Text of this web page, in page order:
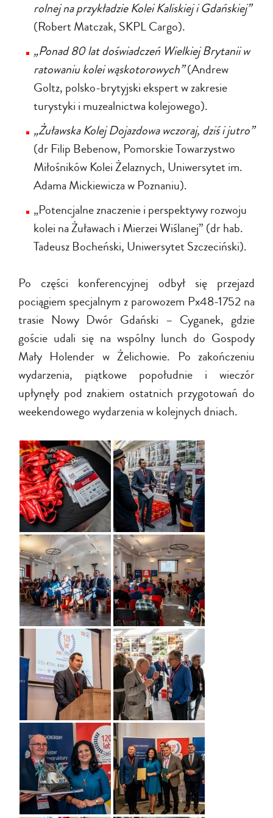
rolnej na przykładzie Kolei Kaliskiej i Gdańskiej”
(Robert Matczak, SKPL Cargo).
„Ponad 80 lat doświadczeń Wielkiej Brytanii w
ratowaniu kolei wąskotorowych”(Andrew
Goltz, polsko-brytyjski ekspert w zakresie
turystyki i muzealnictwa kolejowego).
„Żuławska Kolej Dojazdowa wczoraj, dziś i jutro”
(dr Filip Bebenow, Pomorskie Towarzystwo
Miłośników Kolei Żelaznych, Uniwersytet im.
Adama Mickiewicza w Poznaniu).
„Potencjalne znaczenie i perspektywy rozwoju
kolei na Żuławach i Mierzei Wiślanej” (dr hab.
Tadeusz Bocheński, Uniwersytet Szczeciński).
Po części konferencyjnej odbył się przejazd
pociągiem specjalnym z parowozem Px48-1752 na
trasie Nowy Dwór Gdański – Cyganek, gdzie
goście udali się na wspólny lunch do Gospody
Mały Holender w Żelichowie. Po zakończeniu
wydarzenia, piątkowe popołudnie i wieczór
upłynęły pod znakiem ostatnich przygotowań do
weekendowego wydarzenia w kolejnych dniach.